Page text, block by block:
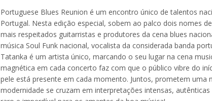
Portuguese Blues Reunion é um encontro único de talentos
Portugal. Nesta edição especial, sobem ao palco dois nomes
mais respeitados guitarristas e produtores da cena blues
música Soul Funk nacional, vocalista da considerada banda
Tatanka é um artista único, marcando o seu lugar na cena
magnética em cada concerto faz com que o público vibre do
pele está presente em cada momento. Juntos, prometem uma
modernidade se cruzam em interpretações intensas,